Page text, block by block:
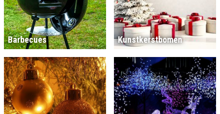
Barbecues Kunstkerstbomen